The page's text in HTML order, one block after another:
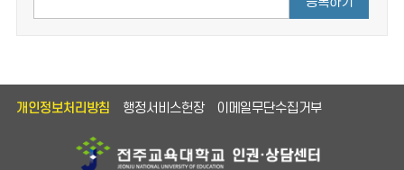
개인정보처리방침 행정서비스헌장 이메일무단수집거부